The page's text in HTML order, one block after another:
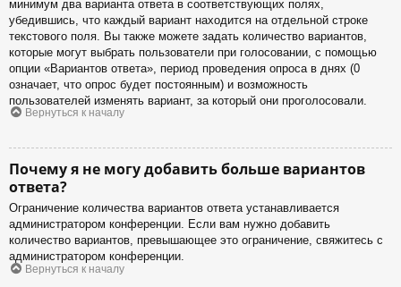
минимум два варианта ответа в соответствующих полях,
убедившись, что каждый вариант находится на отдельной строке
текстового поля. Вы также можете задать количество вариантов,
которые могут выбрать пользователи при голосовании, с помощью
опции «Вариантов ответа», период проведения опроса в днях (0
означает, что опрос будет постоянным) и возможность
пользователей изменять вариант, за который они проголосовали.
Вернуться к началу
Почему я не могу добавить больше вариантов
ответа?
Ограничение количества вариантов ответа устанавливается
администратором конференции. Если вам нужно добавить
количество вариантов, превышающее это ограничение, свяжитесь с
администратором конференции.
Вернуться к началу